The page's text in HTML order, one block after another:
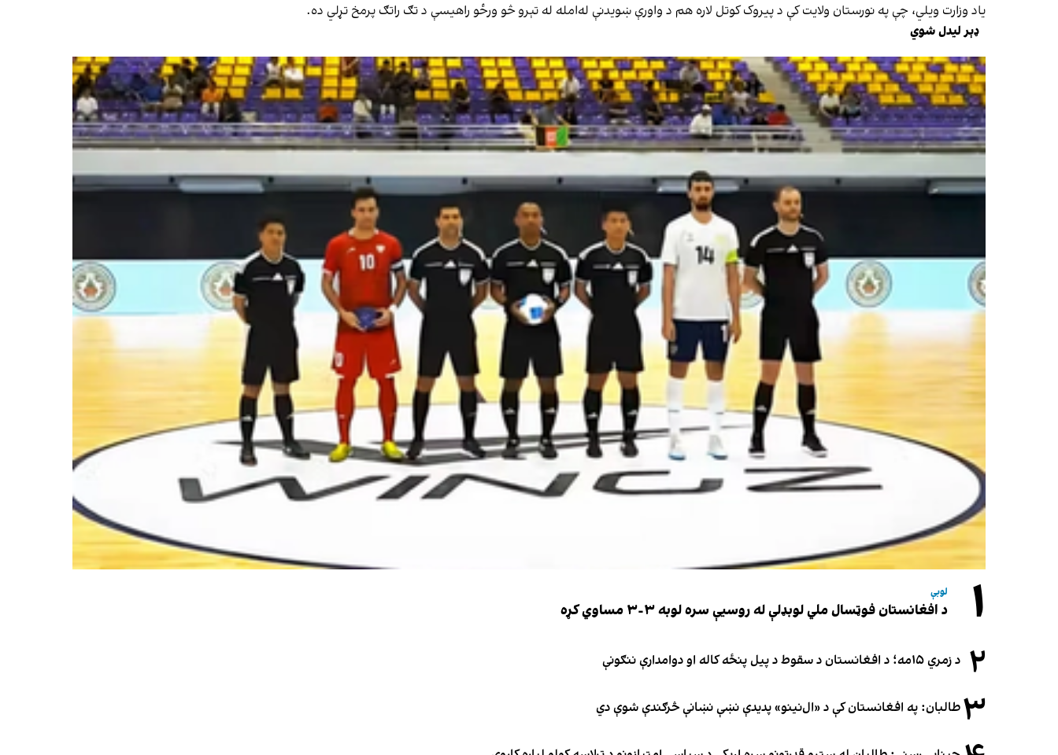
یاد وزارت ویلي، چې په نورستان ولایت کې د پیروک کوتل لاره هم د واورې ښویدنې له‌امله له تېرو څو ورځو راهیسې د تګ راتګ پرمخ تړلي ده.
ډېر لیدل شوي
۱ لوبې
د افغانستان فوټسال ملي لوبډلې له روسیې سره لوبه ۳-۳ مساوي کړه
۲ د زمري ۱۵مه؛ د افغانستان د سقوط د پیل پنځه کاله او دوامدارې ننګونې
۳طالبان: په افغانستان کې د «ال‌نینو» پدیدې نښې نښانې څرګندې شوې دي